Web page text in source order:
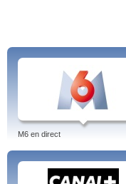
M6 en direct